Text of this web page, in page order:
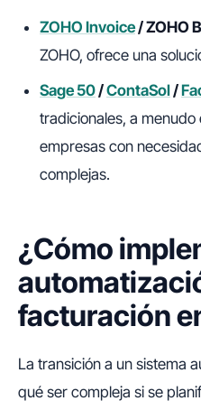
ZOHO Invoice/ ZOHO
ZOHO, ofrece una
Sage 50/ContaSol /
tradicionales, a
empresas con
complejas.
¿Cómo
facturación
La transición a un sistema
qué ser compleja si se